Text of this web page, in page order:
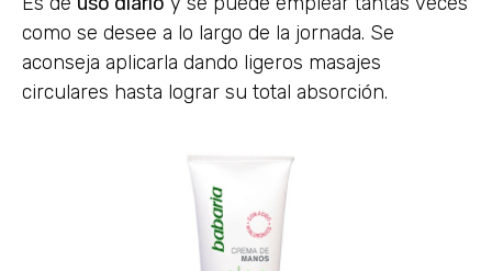
como se desee a lo largo de la jornada. Se
aconseja aplicarla dando ligeros masajes
circulares hasta lograr su total absorción.